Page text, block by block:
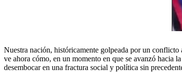
Nuestra nación, históricamente golpeada por un
ve ahora cómo, en un momento en que se avanzó
desembocar en una fractura social y política sin